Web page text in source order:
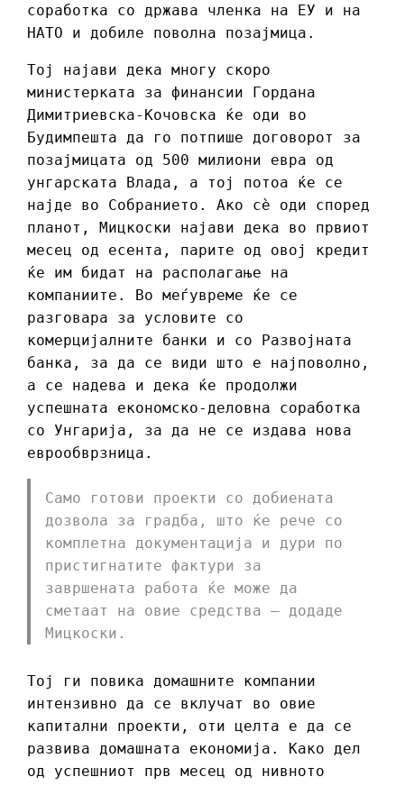
соработка со држава членка на ЕУ и на
НАТО и добиле поволна позајмица.
Тој најави дека многу скоро
министерката за финансии Гордана
Димитриевска-Кочовска ќе оди во
Будимпешта да го потпише договорот за
позајмицата од 500 милиони евра од
унгарската Влада, а тој потоа ќе се
најде во Собранието. Ако сè оди според
планот, Мицкоски најави дека во првиот
месец од есента, парите од овој кредит
ќе им бидат на располагање на
компаниите. Во меѓувреме ќе се
разговара за условите со
комерцијалните банки и со Развојната
банка, за да се види што е најповолно,
а се надева и дека ќе продолжи
успешната економско-деловна соработка
со Унгарија, за да не се издава нова
еврообврзница.
Само готови проекти со добиената
дозвола за градба, што ќе рече со
комплетна документација и дури по
пристигнатите фактури за
завршената работа ќе може да
сметаат на овие средства – додаде
Мицкоски.
Тој ги повика домашните компании
интензивно да се вклучат во овие
капитални проекти, оти целта е да се
развива домашната економија. Како дел
од успешниот прв месец од нивното